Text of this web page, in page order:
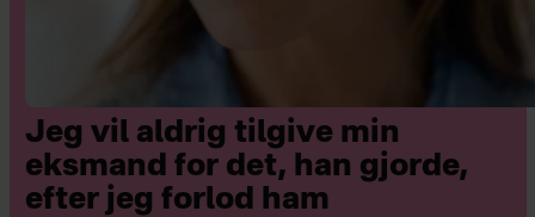
Jeg vil aldrig tilgive min
eksmand for det, han gjorde,
efter jeg forlod ham